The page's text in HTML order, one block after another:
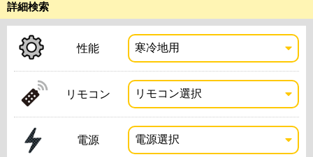
詳細検索
性能
リモコン
電源